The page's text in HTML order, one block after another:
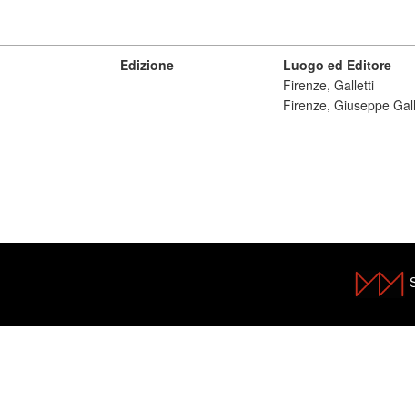
Edizione
Luogo ed Editore
Firenze, Galletti
Firenze, Giuseppe